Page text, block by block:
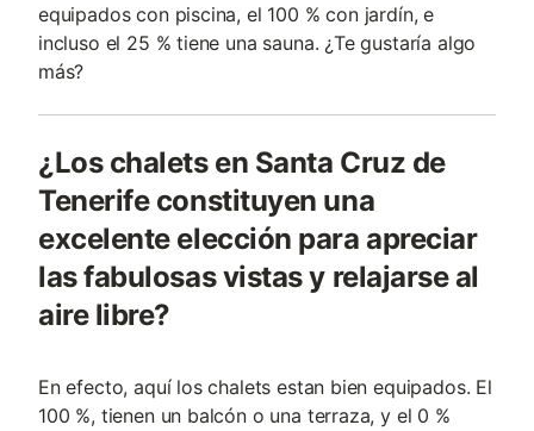
equipados con piscina, el 100 % con jardín, e
incluso el 25 % tiene una sauna. ¿Te gustaría algo
más?
¿Los chalets en Santa Cruz de
Tenerife constituyen una
excelente elección para apreciar
las fabulosas vistas y relajarse al
aire libre?
En efecto, aquí los chalets estan bien equipados. El
100 %, tienen un balcón o una terraza, y el 0 %